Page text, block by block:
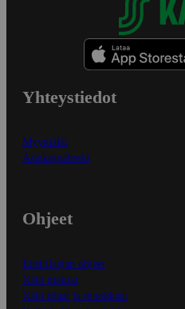
Yhteystiedot
Myymälät
Asiakaspalvelu
Ohjeet
Ensitilaajan ohjeet
Näin maksat
Näin tilaat ja muokkaat